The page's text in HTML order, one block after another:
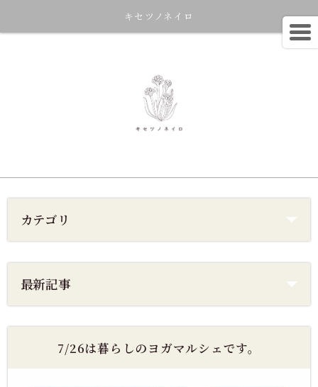
キセツノネイロ
カテゴリ
最新記事
7/26は暮らしのヨガマルシェです。